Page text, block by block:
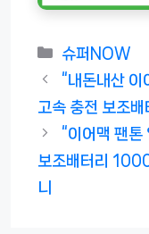
카
테
리
슈퍼NOW
“내돈내산
고속 충전 보조
“이어맥 팬톤
보조배터리
니